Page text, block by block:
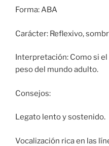
Forma: ABA
Carácter: Reflexivo,
Interpretación: Como si
peso del mundo adulto.
Consejos:
Legato lento y sostenido.
Vocalización rica en las